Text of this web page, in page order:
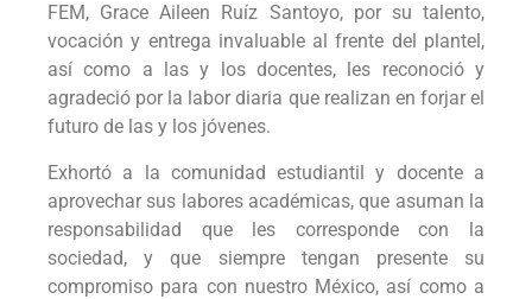
FEM, Grace Aileen Ruíz Santoyo, por su talento,
vocación y entrega invaluable al frente del plantel,
así como a las y los docentes, les reconoció y
agradeció por la labor diaria que realizan en forjar el
futuro de las y los jóvenes.
Exhortó a la comunidad estudiantil y docente a
aprovechar sus labores académicas, que asuman la
responsabilidad que les corresponde con la
sociedad, y que siempre tengan presente su
compromiso para con nuestro México, así como a